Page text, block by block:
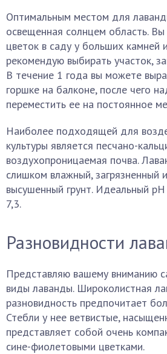
Оптимальным местом для
освещенная солнцем область.
цветок в саду у больших камней
рекомендую выбирать участок,
В течение 1 года вы можете
горшке на балконе, после чего
переместить ее на постоянное
Наиболее подходящей для
культуры является песчано-
воздухопроницаемая почва.
слишком влажный, загрязненный
высушенный грунт. Идеальный
7,3.
Разновидности
Представляю вашему вниманию
виды лаванды. Широколистная
разновидность предпочитает
Стебли у нее ветвистые,
представляет собой очень
сине-фиолетовыми цветками.